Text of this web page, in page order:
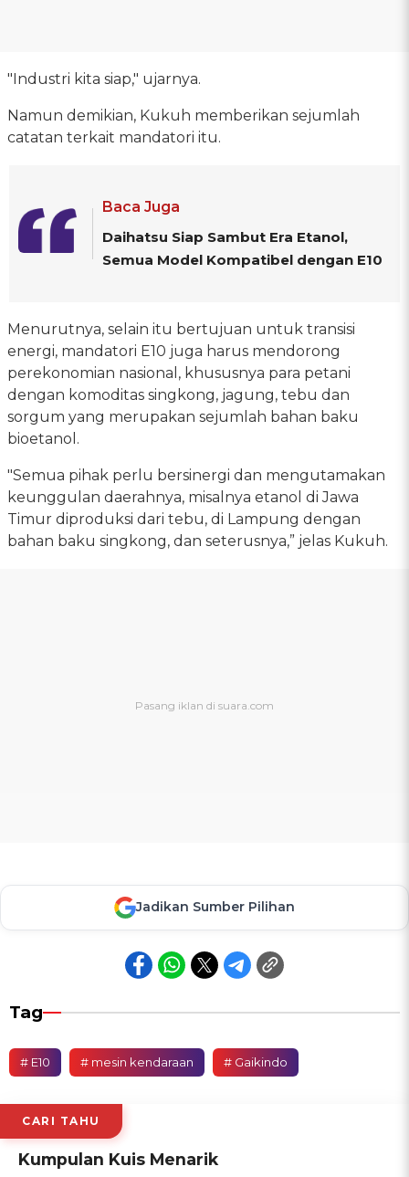
"Industri kita siap," ujarnya.
Namun demikian, Kukuh memberikan sejumlah
catatan terkait mandatori itu.
Baca Juga
Daihatsu Siap Sambut Era Etanol,
Semua Model Kompatibel dengan E10
Menurutnya, selain itu bertujuan untuk transisi
energi, mandatori E10 juga harus mendorong
perekonomian nasional, khususnya para petani
dengan komoditas singkong, jagung, tebu dan
sorgum yang merupakan sejumlah bahan baku
bioetanol.
"Semua pihak perlu bersinergi dan mengutamakan
keunggulan daerahnya, misalnya etanol di Jawa
Timur diproduksi dari tebu, di Lampung dengan
bahan baku singkong, dan seterusnya,” jelas Kukuh.
Jadikan Sumber Pilihan
Tag
# E10 # mesin kendaraan # Gaikindo
CARI TAHU
Kumpulan Kuis Menarik